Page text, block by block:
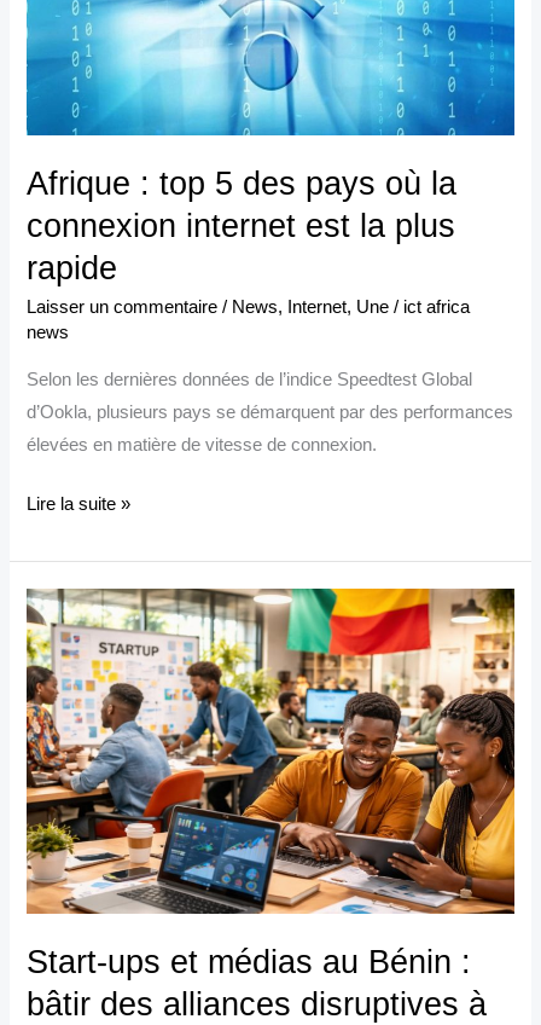
Afrique : top 5 des pays où la
connexion internet est la plus
rapide
Laisser un commentaire / News, Internet, Une / ict africa
news
Selon les dernières données de l’indice Speedtest Global
d’Ookla, plusieurs pays se démarquent par des performances
élevées en matière de vitesse de connexion.
la
connexion
internet
la
plus
Lire la suite »
Start-ups et médias au Bénin :
bâtir des alliances disruptives à
Start-
ups
et
médias
au
Bénin
:
bâtir
des
alliances
à
l’ère